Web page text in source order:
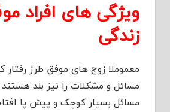
ویژگی های افراد
زندگی
معموملا زوج های موفق طرز رفتار
مسائل و مشکلات را نیز بلد
مسائل بسیار کوچک و پیش پا